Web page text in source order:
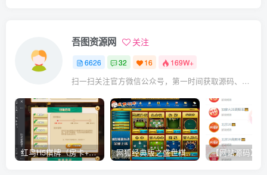
吾图资源网 关注
6626 32 16 169W+
扫一扫关注官方微信公众号，第一时间获取源码、网赚项目资源教程，自媒体等知识干货，让互联网创业赚钱更简单。
红鸟H5棋牌（房卡+金币）全套双模式游戏源码 网狐经典版之盛世棋牌完整游戏源码（包含文档、架设教程、网站、源代码等）